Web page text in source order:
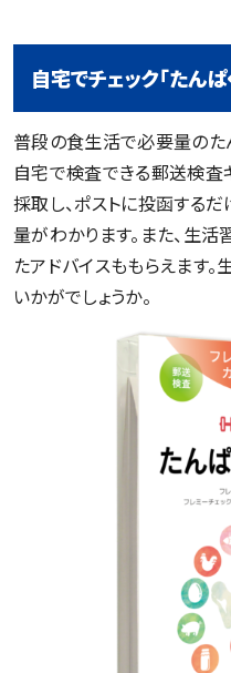
自宅でチェック「たん
普段の食生活で必要量のた
自宅で検査できる郵送検査
採取し、ポストに投函する
量がわかります。また、生
たアドバイスももらえます
いかがでしょうか。